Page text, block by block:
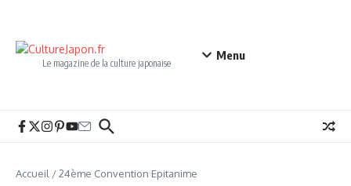
Le magazine de la culture japonaise
Menu
Accueil /24ème Convention Epitanime